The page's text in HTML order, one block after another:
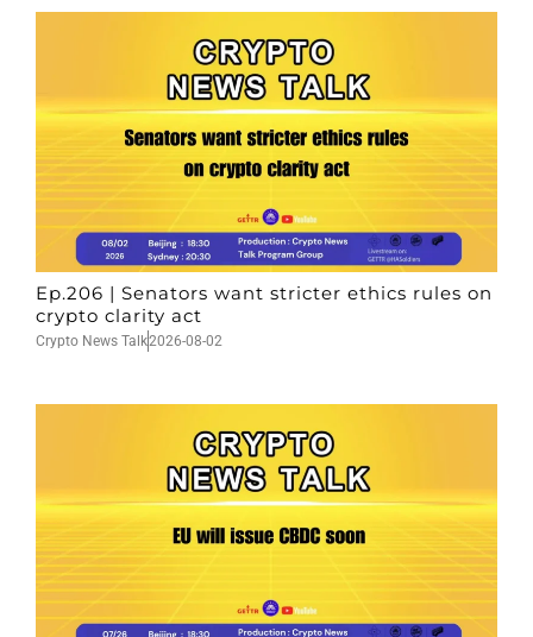
Ep.206 | Senators want stricter ethics rules on
crypto clarity act
Crypto News Talk2026-08-02